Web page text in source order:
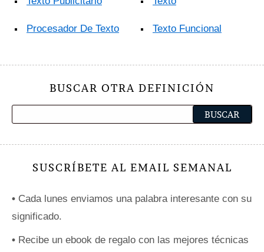
Procesador De Texto Texto Funcional
BUSCAR OTRA DEFINICIÓN
SUSCRÍBETE AL EMAIL SEMANAL
• Cada lunes enviamos una palabra interesante con su
significado.
• Recibe un ebook de regalo con las mejores técnicas